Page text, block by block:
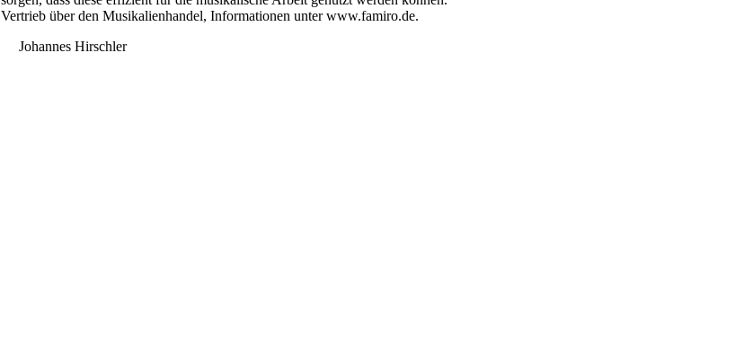
Vertrieb über den Musikalienhandel, Informationen unter www.famiro.de.
Johannes Hirschler